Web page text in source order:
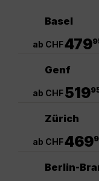
Basel
ab CHF479
Genf
ab CHF519
Zürich
ab CHF469
Berlin-